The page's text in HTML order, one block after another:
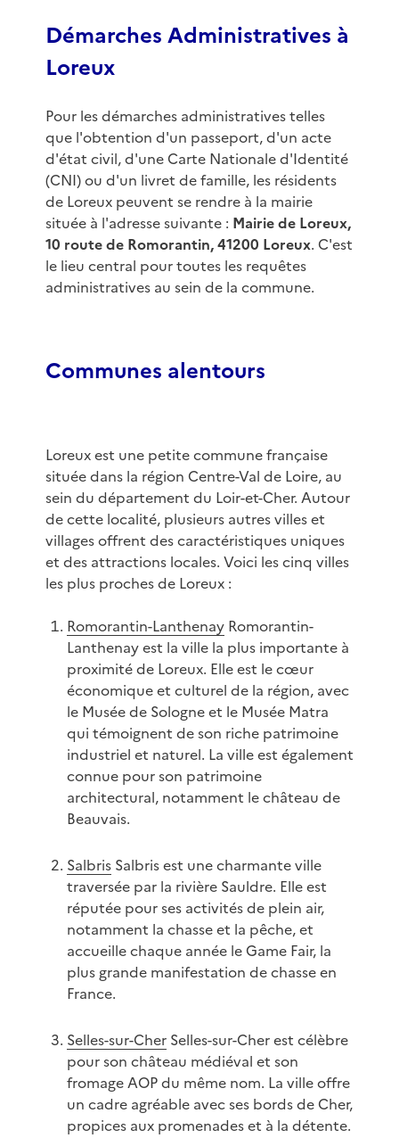
Démarches Administratives à
Loreux
Pour les démarches administratives telles
que l'obtention d'un passeport, d'un acte
d'état civil, d'une Carte Nationale d'Identité
(CNI) ou d'un livret de famille, les résidents
de Loreux peuvent se rendre à la mairie
située à l'adresse suivante : Mairie de Loreux,
10 route de Romorantin, 41200 Loreux. C'est
le lieu central pour toutes les requêtes
administratives au sein de la commune.
Communes alentours
Loreux est une petite commune française
située dans la région Centre-Val de Loire, au
sein du département du Loir-et-Cher. Autour
de cette localité, plusieurs autres villes et
villages offrent des caractéristiques uniques
et des attractions locales. Voici les cinq villes
les plus proches de Loreux :
Romorantin-LanthenayRomorantin-
Lanthenay est la ville la plus importante à
proximité de Loreux. Elle est le cœur
économique et culturel de la région, avec
le Musée de Sologne et le Musée Matra
qui témoignent de son riche patrimoine
industriel et naturel. La ville est également
connue pour son patrimoine
architectural, notamment le château de
Beauvais.
SalbrisSalbris est une charmante ville
traversée par la rivière Sauldre. Elle est
réputée pour ses activités de plein air,
notamment la chasse et la pêche, et
accueille chaque année le Game Fair, la
plus grande manifestation de chasse en
France.
Selles-sur-CherSelles-sur-Cher est célèbre
pour son château médiéval et son
fromage AOP du même nom. La ville offre
un cadre agréable avec ses bords de Cher,
propices aux promenades et à la détente.